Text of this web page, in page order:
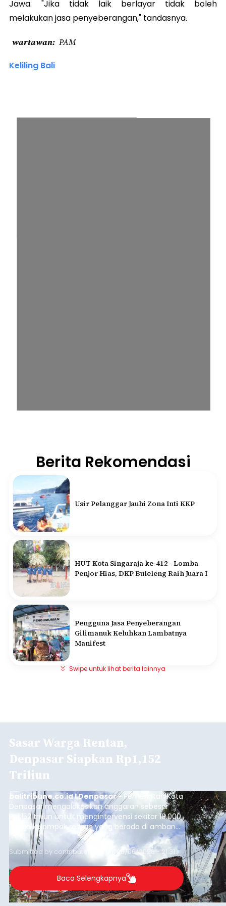
Jawa. "Jika tidak laik berlayar tidak boleh
melakukan jasa penyeberangan," tandasnya.
wartawan PAM
Keliling Bali
Berita Rekomendasi
Usir Pelanggar Jauhi Zona Inti KKP
HUT Kota Singaraja ke-412 - Lomba
Penjor Hias, DKP Buleleng Raih Juara I
Pengguna Jasa Penyeberangan
Gilimanuk Keluhkan Lambatnya
Manifest
Swipe untuk lihat berita lainnya
Sasar Warga Rentan,
Denpasar Siapkan Rp1,152
Triliun
balitribune.co.id I Denpasar - Pemerintah Kota
Denpasar mengalokasikan anggaran sebesar
Rp1,152 triliun untuk mengintervensi sekitar 18.000
warga kelompok rentan yang berada di ambang
garis kemiskinan. Langkah strategis ini diambil
guna menjaga masyarakat yang berada pada
kelompok desil 5 dan 6 tersebut agar tidak
merosot ke kategori miskin.
Submitted by contributor Thu, 08/06/2026 - 21:31
Baca Selengkapnya